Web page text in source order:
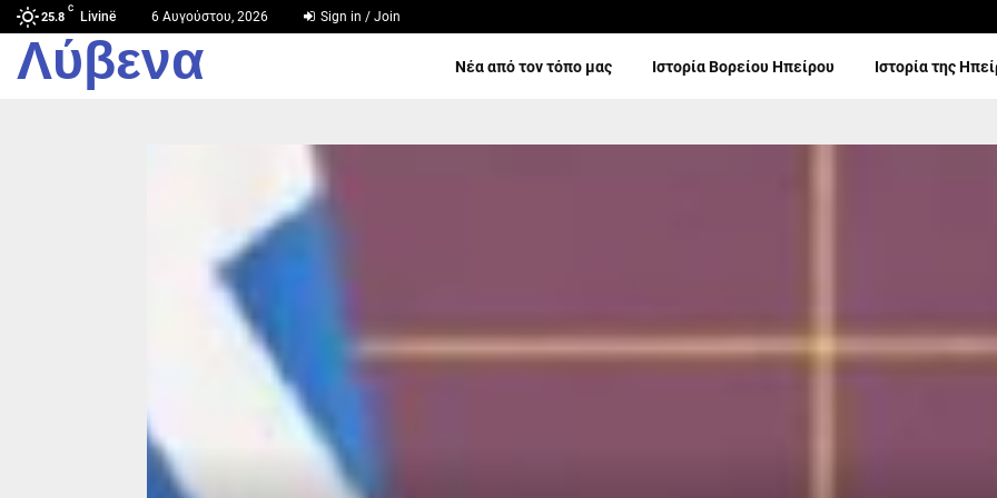
25.8
C
Livinë 6 Αυγούστου, 2026 Sign in / Join
Λύβενα Νέα από τον τόπο μας Ιστορία Βορείου Ηπείρου Ιστορία της